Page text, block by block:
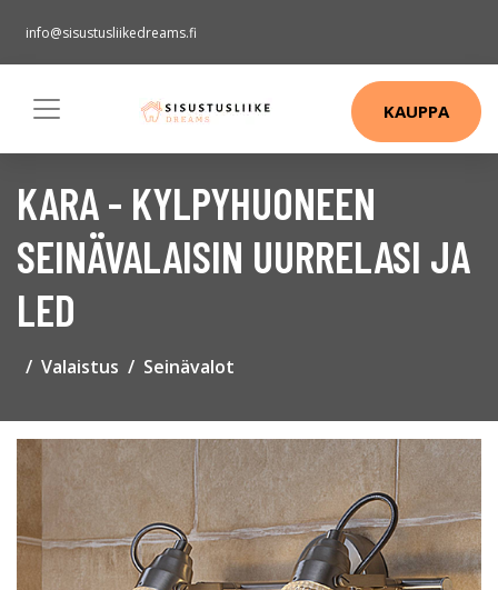
info@sisustusliikedreams.fi
KAUPPA
KARA - KYLPYHUONEEN
SEINÄVALAISIN UURRELASI JA
LED
Valaistus Seinävalot